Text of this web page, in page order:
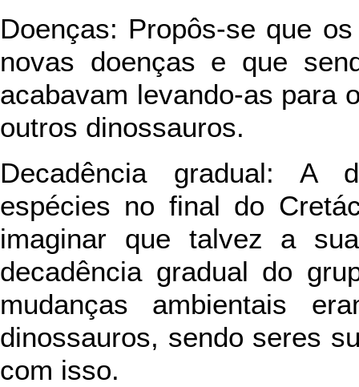
Doenças: Propôs-se que
novas doenças e que
acabavam levando-as para
outros dinossauros.
Decadência gradual: A
espécies no final do
imaginar que talvez a
decadência gradual do
mudanças ambientais
dinossauros, sendo seres
com isso.